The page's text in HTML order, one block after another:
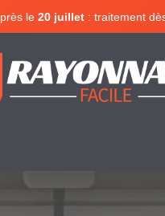
le 20 juillet: traitement